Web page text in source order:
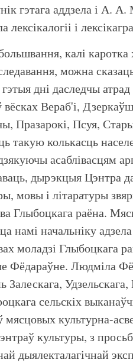
гэтага аддзела і А.
і
калі
можна
дні даследчы
Вераб'і,
Празарокі, Псуя,
такую колькасць
асаблівасцям
дырэкцыя Цэнтра
мовы і літаратуры
Глыбоцкага раёна.
намі начальніку
моладзі Глыбоцкага
Фёдараўне. Людміла
Залескага,
сельскіх
мясцовых культурна-
культуры, з
дыялекталагічнай